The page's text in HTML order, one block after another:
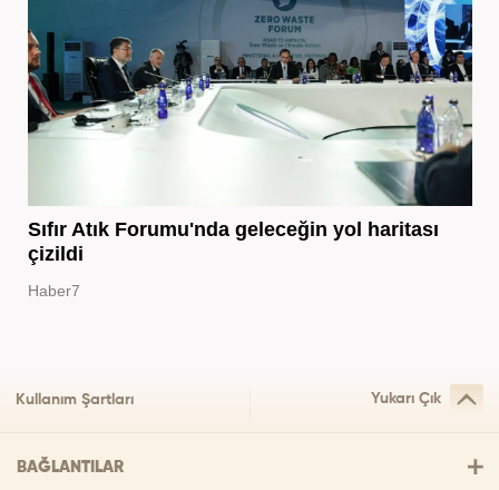
Sıfır Atık Forumu'nda geleceğin yol haritası
çizildi
Haber7
Kullanım Şartları Yukarı Çık
BAĞLANTILAR